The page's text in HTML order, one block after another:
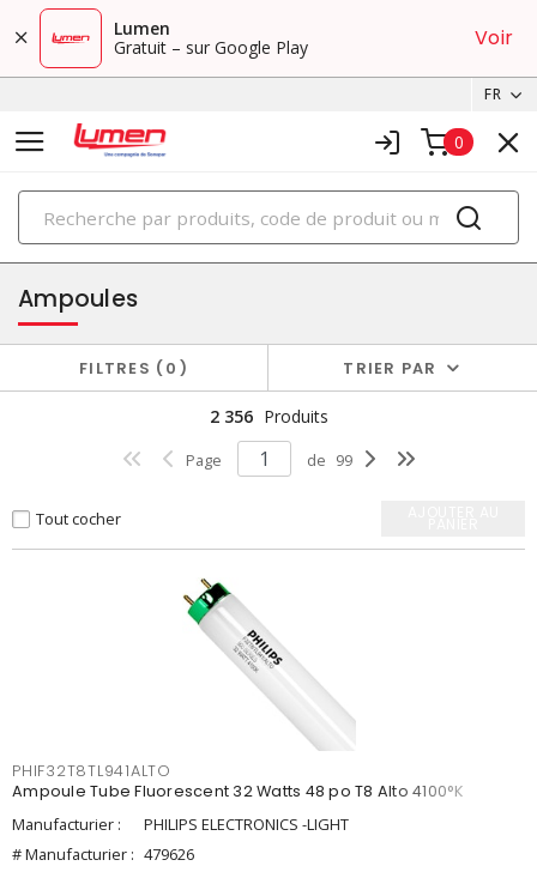
Lumen
Gratuit – sur Google Play
Voir
FR
0
PRODUITS
éclairage
Ampoules
FILTRES 0 TRIER PAR
2 356 Produits
Page de 99
Tout cocher
PHIF32T8TL941ALTO
Ampoule Tube Fluorescent 32 Watts 48 po T8 Alto 4100°K
Manufacturier :
PHILIPS ELECTRONICS -LIGHT
# Manufacturier : 479626